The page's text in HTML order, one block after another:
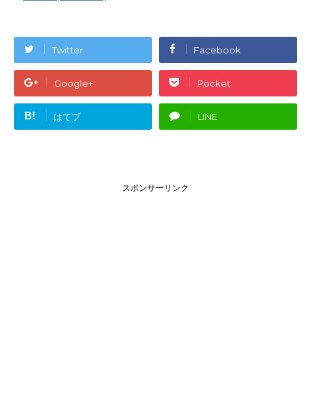
Twitter Facebook
Google+ Pocket
B! はてブ LINE
スポンサーリンク